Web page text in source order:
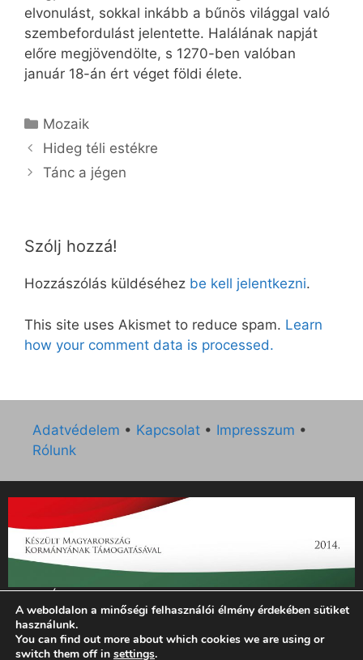
elvonulást, sokkal inkább a bűnös világgal való
szembefordulást jelentette. Halálának napját
előre megjövendölte, s 1270-ben valóban
január 18-án ért véget földi élete.
Kategória
Mozaik
Hideg téli estékre
Tánc a jégen
Szólj hozzá!
Hozzászólás küldéséhez be kell jelentkezni.
This site uses Akismet to reduce spam. Learn
how your comment data is processed.
Adatvédelem • Kapcsolat • Impresszum •
Rólunk
„Az Új Ember katolikus hetilap 2014. évi működésének
támogatását az EGYH-KCP-14-P-0121 sz. támogatási
szerződés keretében 3 000 000 Ft összegben támogatta az
Emberi Erőforrások Minisztériuma.”
A weboldalon a minőségi felhasználói élmény érdekében sütiket
használunk.
You can find out more about which cookies we are using or
switch them off in settings.